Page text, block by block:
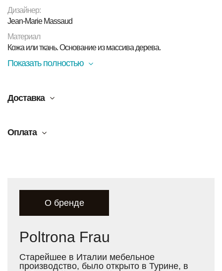
Дизайнер:
Jean-Marie Massaud
Материал
Кожа или ткань. Основание из массива дерева.
Показать полностью
Доставка
Оплата
О бренде
Poltrona Frau
Старейшее в Италии мебельное
производство, было открыто в Турине, в